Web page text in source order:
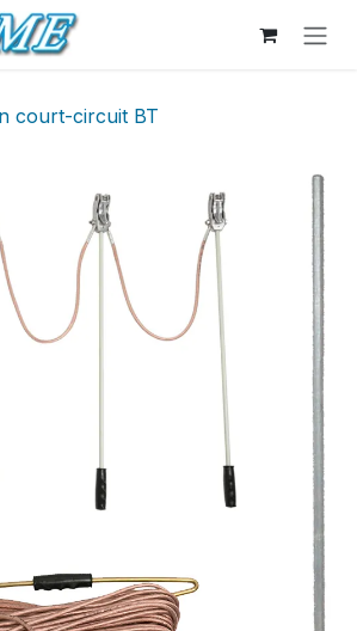
court-circuit BT